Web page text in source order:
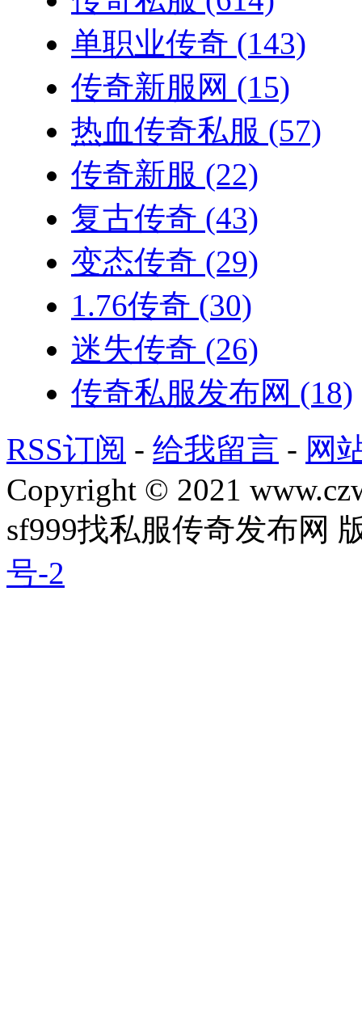
单职业传奇 (143)
传奇新服网 (15)
热血传奇私服 (57)
传奇新服 (22)
复古传奇 (43)
变态传奇 (29)
1.76传奇 (30)
迷失传奇 (26)
传奇私服发布网 (18)
RSS订阅 - 给我留言 - 网
Copyright © 2021
sf999找私服传奇发布网
号-2